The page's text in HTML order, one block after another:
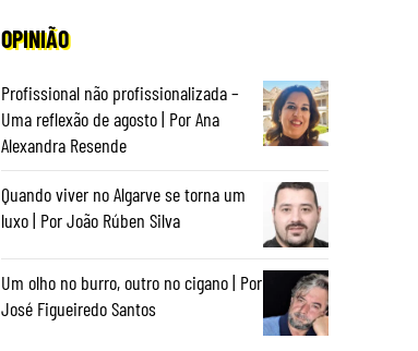
OPINIÃO
Profissional não profissionalizada –
Uma reflexão de agosto | Por Ana
Alexandra Resende
Quando viver no Algarve se torna um
luxo | Por João Rúben Silva
Um olho no burro, outro no cigano | Por
José Figueiredo Santos